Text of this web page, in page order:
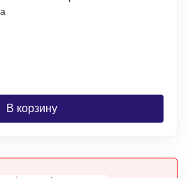
В корзину